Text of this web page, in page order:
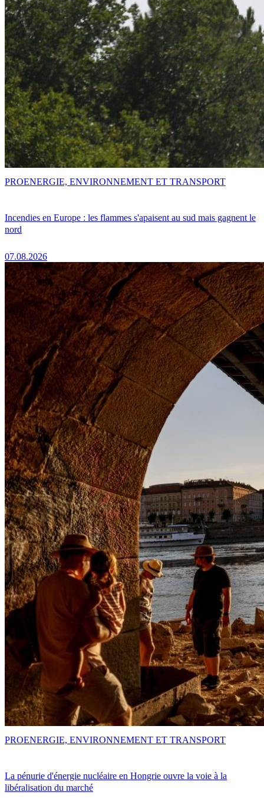
Incendies en Europe : les flammes s'apaisent au sud mais gagnent le
nord
07.08.2026
PROENERGIE, ENVIRONNEMENT ET TRANSPORT
La pénurie d'énergie nucléaire en Hongrie ouvre la voie à la
libéralisation du marché
PROENERGIE, ENVIRONNEMENT ET TRANSPORT